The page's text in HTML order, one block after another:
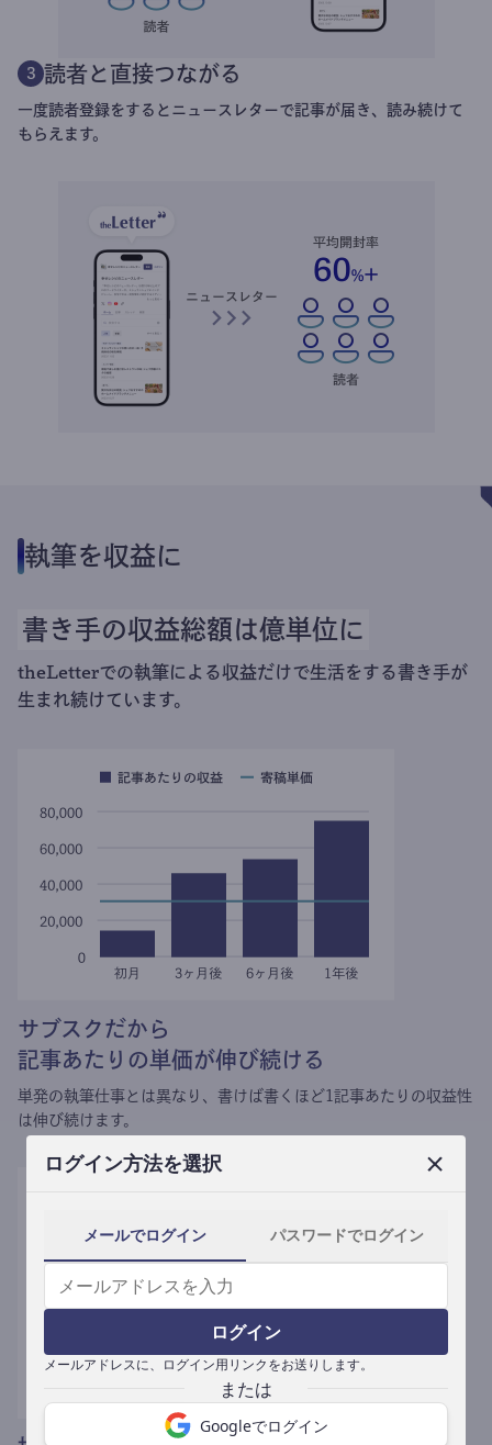
ログイン方法を選択
メールでログイン パスワードでログイン
ログイン
メールアドレスに、ログイン用リンクをお送りします。
Googleでログイン
3 読者と直接つながる
一度読者登録をするとニュースレターで記事が届き、読み続けて
もらえます。
執筆を収益に
書き手の収益総額は億単位に
theLetterでの執筆による収益だけで生活をする書き手が
生まれ続けています。
サブスクだから
記事あたりの単価が伸び続ける
単発の執筆仕事とは異なり、 書けば書くほど1記事あたりの収益性
は伸び続けます。